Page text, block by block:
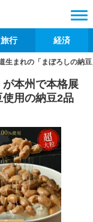
旅行 経済
生まれの「まぼろしの納
本州で本格展
用の納豆2品